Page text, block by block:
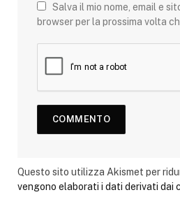
Salva il mio nome, email e
browser per la prossima volta
Questo sito utilizza Akismet per
vengono elaborati i dati derivati dai